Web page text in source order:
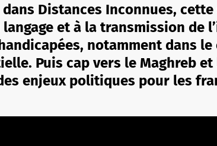
Distances Inconnues,
et à la transmission de
notamment dans le
Puis cap vers le Maghreb et
enjeux politiques pour les